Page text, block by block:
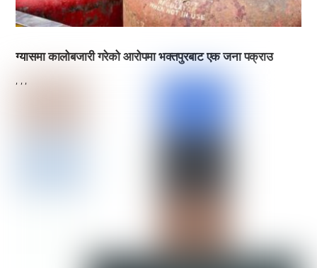
ग्यासमा कालोबजारी गरेको आरोपमा भक्तपुरबाट एक जना पक्राउ
, , ,